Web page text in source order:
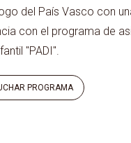
del País Vasco con
con el programa de
"PADI".
PROGRAMA